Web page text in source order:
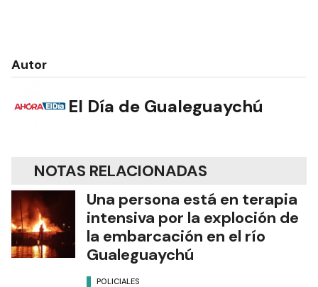
Autor
El Día de Gualeguaychú
NOTAS RELACIONADAS
Una persona está en terapia
intensiva por la exploción de
la embarcación en el río
Gualeguaychú
POLICIALES